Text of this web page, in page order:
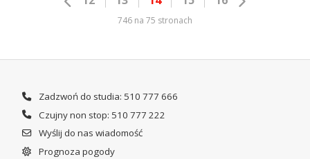
746 na 75 stronach
Zadzwoń do studia: 510 777 666
Czujny non stop: 510 777 222
Wyślij do nas wiadomość
Prognoza pogody